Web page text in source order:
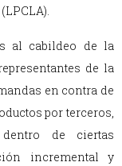
al cabildeo de la
de la
en contra de
por terceros,
de ciertas
incremental y